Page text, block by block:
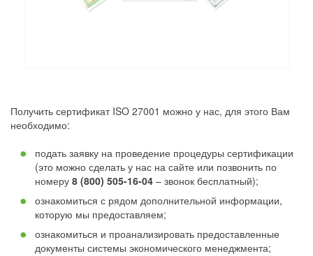
Получить сертификат ISO 27001 можно у нас, для этого Вам
необходимо:
подать заявку на проведение процедуры сертификации
(это можно сделать у нас на сайте или позвонить по
номеру 8 (800) 505-16-04 – звонок бесплатный);
ознакомиться с рядом дополнительной информации,
которую мы предоставляем;
ознакомиться и проанализировать предоставленные
документы системы экономического менеджмента;